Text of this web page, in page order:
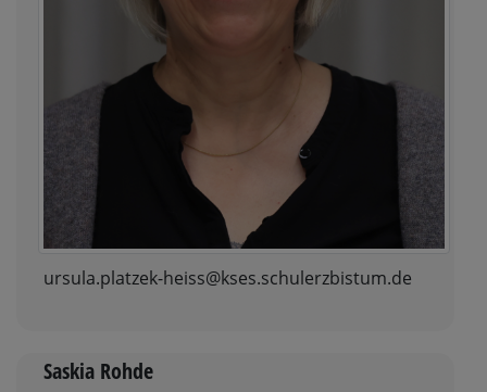
ursula.platzek-heiss@kses.schulerzbistum.de
Saskia Rohde